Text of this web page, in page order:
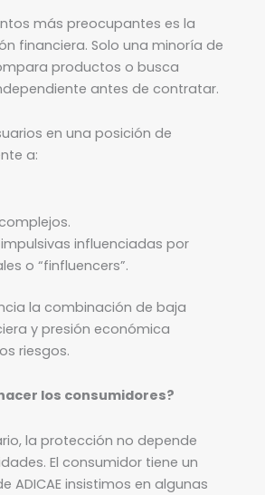
más preocupantes es la
financiera. Solo una minoría de
productos o busca
antes de contratar.
en una posición de
a:
influenciadas por
o “finfluencers”.
la combinación de baja
y presión económica
riesgos.
los consumidores?
la protección no depende
El consumidor tiene un
ADICAE insistimos en algunas